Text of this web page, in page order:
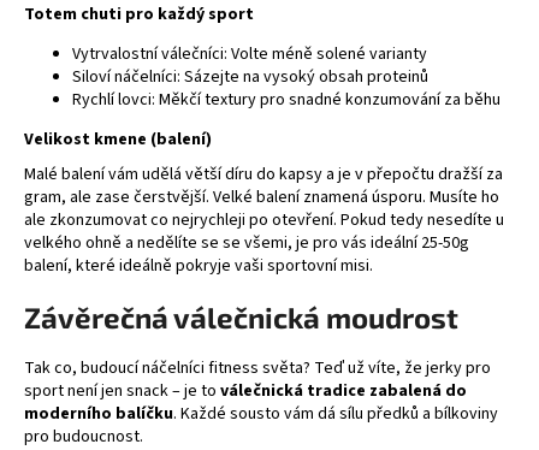
Totem chuti pro každý sport
Vytrvalostní válečníci: Volte méně solené varianty
Siloví náčelníci: Sázejte na vysoký obsah proteinů
Rychlí lovci: Měkčí textury pro snadné konzumování za běhu
Velikost kmene (balení)
Malé balení vám udělá větší díru do kapsy a je v přepočtu dražší za
gram, ale zase čerstvější. Velké balení znamená úsporu. Musíte ho
ale zkonzumovat co nejrychleji po otevření. Pokud tedy nesedíte u
velkého ohně a nedělíte se se všemi, je pro vás ideální 25-50g
balení, které ideálně pokryje vaši sportovní misi.
Závěrečná válečnická moudrost
Tak co, budoucí náčelníci fitness světa? Teď už víte, že jerky pro
sport není jen snack – je to válečnická tradice zabalená do
moderního balíčku. Každé sousto vám dá sílu předků a bílkoviny
pro budoucnost.